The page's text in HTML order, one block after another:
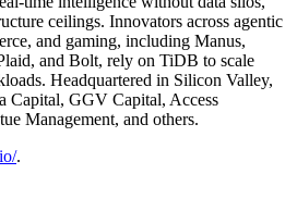
Zero, mem9, and drive9, the
developers a practical path from
next generation of enterprise AI
continuity, and reliability
demand.
SQL database built for agentic